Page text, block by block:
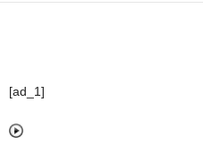
[ad_1]